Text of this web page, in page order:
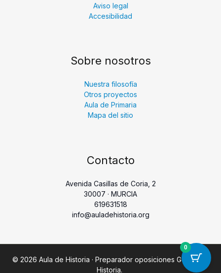
Aviso legal
Accesibilidad
Sobre nosotros
Nuestra filosofía
Otros proyectos
Aula de Primaria
Mapa del sitio
Contacto
Avenida Casillas de Coria, 2
30007 · MURCIA
619631518
info@auladehistoria.org
© 2026 Aula de Historia · Preparador oposiciones Geografía
Historia.
0